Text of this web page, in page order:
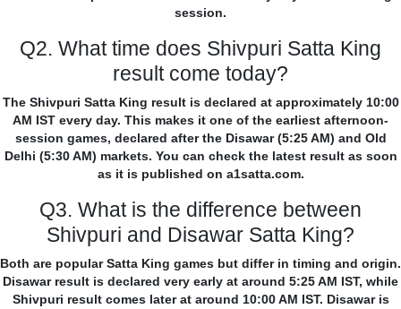
session.
Q2. What time does Shivpuri Satta King
result come today?
The Shivpuri Satta King result is declared at approximately 10:00
AM IST every day. This makes it one of the earliest afternoon-
session games, declared after the Disawar (5:25 AM) and Old
Delhi (5:30 AM) markets. You can check the latest result as soon
as it is published on a1satta.com.
Q3. What is the difference between
Shivpuri and Disawar Satta King?
Both are popular Satta King games but differ in timing and origin.
Disawar result is declared very early at around 5:25 AM IST, while
Shivpuri result comes later at around 10:00 AM IST. Disawar is